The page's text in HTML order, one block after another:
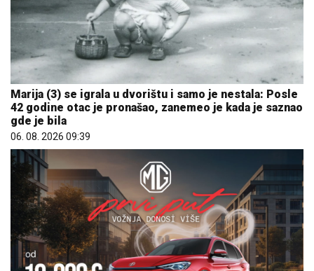
Marija (3) se igrala u dvorištu i samo je nestala: Posle
42 godine otac je pronašao, zanemeo je kada je saznao
gde je bila
06. 08. 2026 09:39